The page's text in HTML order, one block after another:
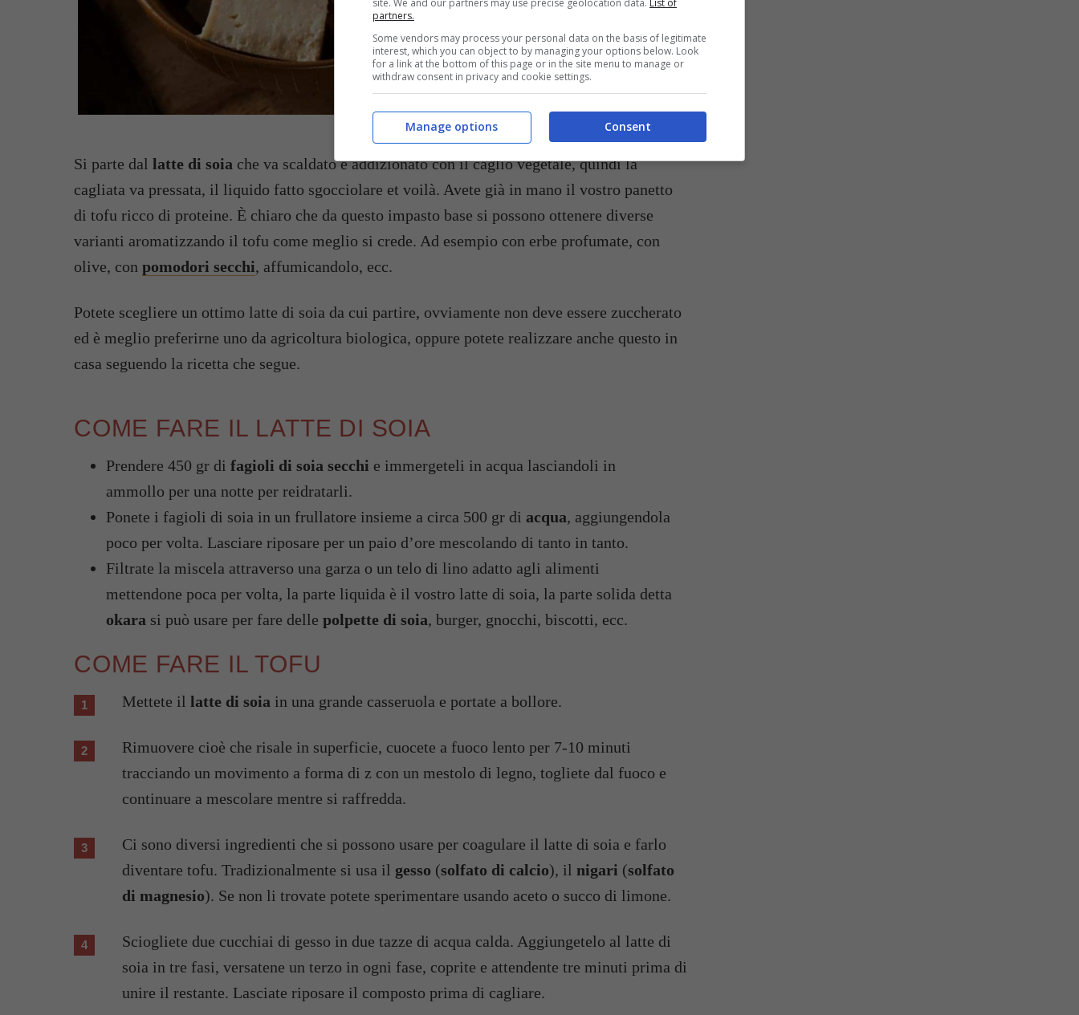
Ecco come fare il tofu handmade – buttalapasta.it
Si parte dal latte di soia che va scaldato e addizionato con il caglio vegetale, quindi la
cagliata va pressata, il liquido fatto sgocciolare et voilà. Avete già in mano il vostro panetto
di tofu ricco di proteine. È chiaro che da questo impasto base si possono ottenere diverse
varianti aromatizzando il tofu come meglio si crede. Ad esempio con erbe profumate, con
olive, con pomodori secchi, affumicandolo, ecc.
Potete scegliere un ottimo latte di soia da cui partire, ovviamente non deve essere zuccherato
ed è meglio preferirne uno da agricoltura biologica, oppure potete realizzare anche questo in
casa seguendo la ricetta che segue.
COME FARE IL LATTE DI SOIA
Prendere 450 gr di fagioli di soia secchi e immergeteli in acqua lasciandoli in
ammollo per una notte per reidratarli.
Ponete i fagioli di soia in un frullatore insieme a circa 500 gr di acqua, aggiungendola
poco per volta. Lasciare riposare per un paio d’ore mescolando di tanto in tanto.
Filtrate la miscela attraverso una garza o un telo di lino adatto agli alimenti
mettendone poca per volta, la parte liquida è il vostro latte di soia, la parte solida detta
okara si può usare per fare delle polpette di soia, burger, gnocchi, biscotti, ecc.
COME FARE IL TOFU
Mettete il latte di soia in una grande casseruola e portate a bollore.
Rimuovere cioè che risale in superficie, cuocete a fuoco lento per 7-10 minuti
tracciando un movimento a forma di z con un mestolo di legno, togliete dal fuoco e
continuare a mescolare mentre si raffredda.
Ci sono diversi ingredienti che si possono usare per coagulare il latte di soia e farlo
diventare tofu. Tradizionalmente si usa il gesso (solfato di calcio), il nigari (solfato
di magnesio). Se non li trovate potete sperimentare usando aceto o succo di limone.
Sciogliete due cucchiai di gesso in due tazze di acqua calda. Aggiungetelo al latte di
soia in tre fasi, versatene un terzo in ogni fase, coprite e attendente tre minuti prima di
unire il restante. Lasciate riposare il composto prima di cagliare.
partners.
Some vendors may process your personal data on the basis of legitimate
interest, which you can object to by managing your options below. Look
for a link at the bottom of this page or in the site menu to manage or
withdraw consent in privacy and cookie settings.
Consent
Manage options